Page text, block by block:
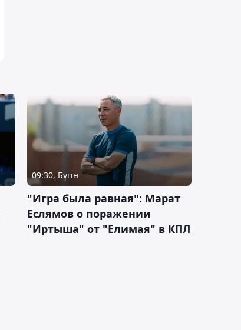
09:30, Бүгін
"Игра была равная": Марат
Еслямов о поражении
"Иртыша" от "Елимая" в КПЛ